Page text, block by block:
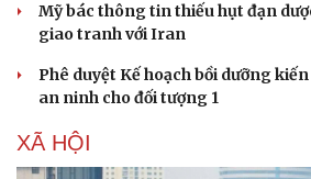
Mỹ bác thông tin thiếu hụt đạn
giao tranh với Iran
Phê duyệt Kế hoạch bồi dưỡng
an ninh cho đối tượng 1
XÃ HỘI